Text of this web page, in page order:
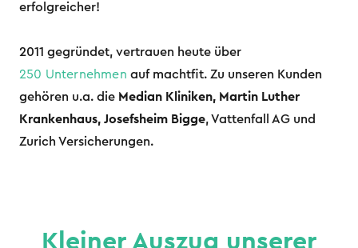
erfolgreicher!
2011 gegründet, vertrauen heute über
250 Unternehmen auf machtfit. Zu unseren Kunden
gehören u.a. die Median Kliniken, Martin Luther
Krankenhaus, Josefsheim Bigge, Vattenfall AG und
Zurich Versicherungen.
Kleiner Auszug unserer